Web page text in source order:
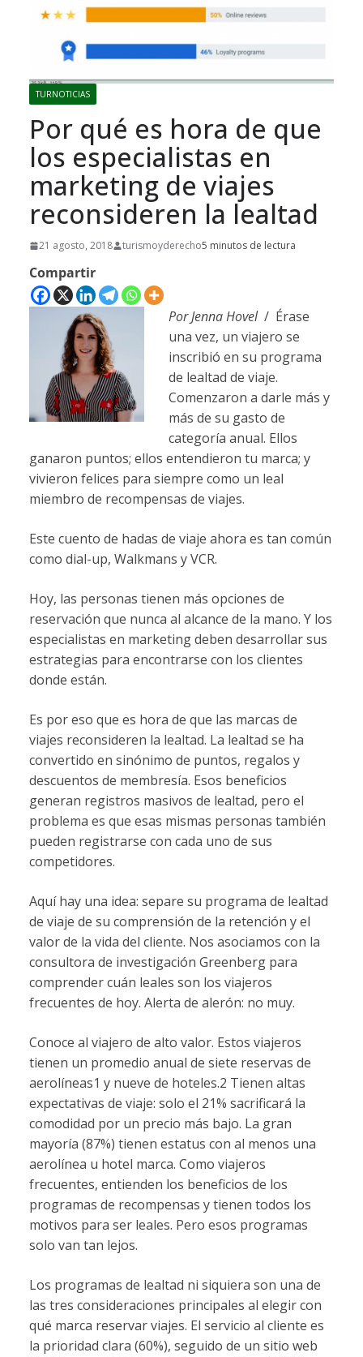
TURNOTICIAS
Por qué es hora de que
los especialistas en
marketing de viajes
reconsideren la lealtad
21 agosto, 2018 turismoyderecho5 minutos de lectura
Compartir
Por Jenna Hovel / Érase
una vez, un viajero se
inscribió en su programa
de lealtad de viaje.
Comenzaron a darle más y
más de su gasto de
categoría anual. Ellos
ganaron puntos; ellos entendieron tu marca; y
vivieron felices para siempre como un leal
miembro de recompensas de viajes.
Este cuento de hadas de viaje ahora es tan común
como dial-up, Walkmans y VCR.
Hoy, las personas tienen más opciones de
reservación que nunca al alcance de la mano. Y los
especialistas en marketing deben desarrollar sus
estrategias para encontrarse con los clientes
donde están.
Es por eso que es hora de que las marcas de
viajes reconsideren la lealtad. La lealtad se ha
convertido en sinónimo de puntos, regalos y
descuentos de membresía. Esos beneficios
generan registros masivos de lealtad, pero el
problema es que esas mismas personas también
pueden registrarse con cada uno de sus
competidores.
Aquí hay una idea: separe su programa de lealtad
de viaje de su comprensión de la retención y el
valor de la vida del cliente. Nos asociamos con la
consultora de investigación Greenberg para
comprender cuán leales son los viajeros
frecuentes de hoy. Alerta de alerón: no muy.
Conoce al viajero de alto valor. Estos viajeros
tienen un promedio anual de siete reservas de
aerolíneas1 y nueve de hoteles.2 Tienen altas
expectativas de viaje: solo el 21% sacrificará la
comodidad por un precio más bajo. La gran
mayoría (87%) tienen estatus con al menos una
aerolínea u hotel marca. Como viajeros
frecuentes, entienden los beneficios de los
programas de recompensas y tienen todos los
motivos para ser leales. Pero esos programas
solo van tan lejos.
Los programas de lealtad ni siquiera son una de
las tres consideraciones principales al elegir con
qué marca reservar viajes. El servicio al cliente es
la prioridad clara (60%), seguido de un sitio web